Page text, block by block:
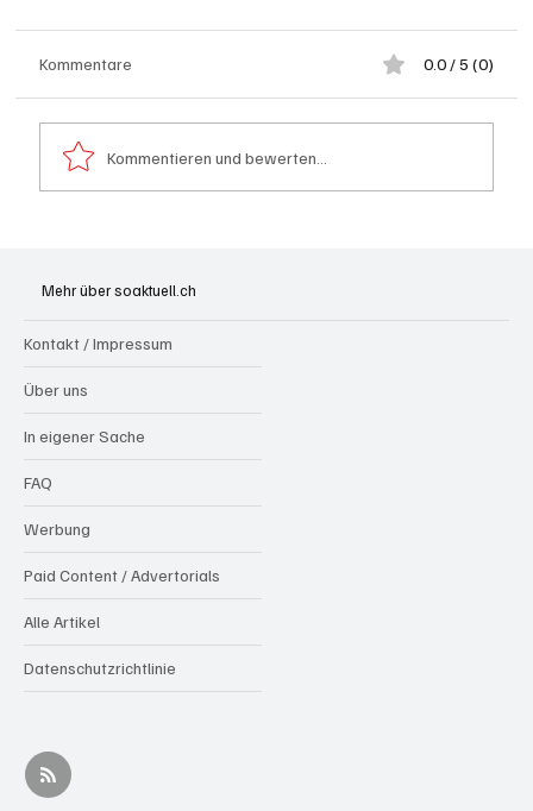
Kommentare 0.0 / 5 (0)
Kommentieren und bewerten...
Mehr über soaktuell.ch
Kontakt / Impressum
Über uns
In eigener Sache
FAQ
Werbung
Paid Content / Advertorials
Alle Artikel
Datenschutzrichtlinie